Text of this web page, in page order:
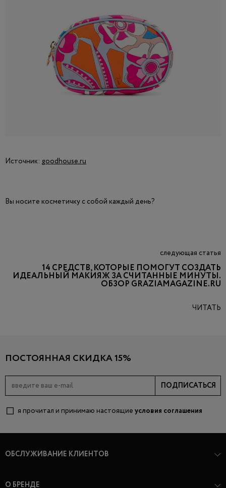
Источник: goodhouse.ru
Вы носите косметичку с собой каждый день?
следующая статья
14 СРЕДСТВ, КОТОРЫЕ ПОМОГУТ СОЗДАТЬ
ИДЕАЛЬНЫЙ МАКИЯЖ ЗА СЧИТАННЫЕ МИНУТЫ.
ОБЗОР GRAZIAMAGAZINE.RU
ЧИТАТЬ
ПОСТОЯННАЯ СКИДКА 15%
ПОДПИСАТЬСЯ
я прочитал и принимаю настоящие условия соглашения
ОБСЛУЖИВАНИЕ КЛИЕНТОВ
О БРЕНДЕ